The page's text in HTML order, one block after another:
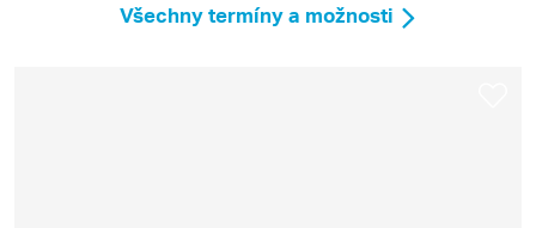
Všechny termíny a možnosti